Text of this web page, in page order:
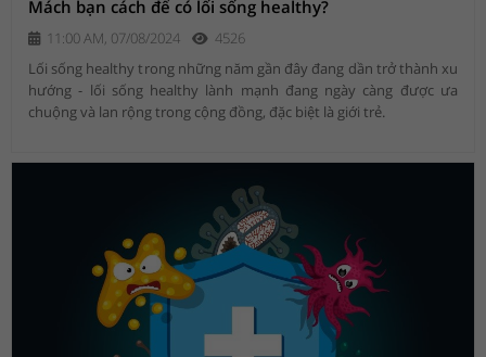
Mách bạn cách để có lối sống healthy?
11:00 AM, 07/08/2024
4526
Lối sống healthy trong những năm gần đây đang dần trở thành xu
hướng - lối sống healthy lành mạnh đang ngày càng được ưa
chuộng và lan rộng trong cộng đồng, đặc biệt là giới trẻ.